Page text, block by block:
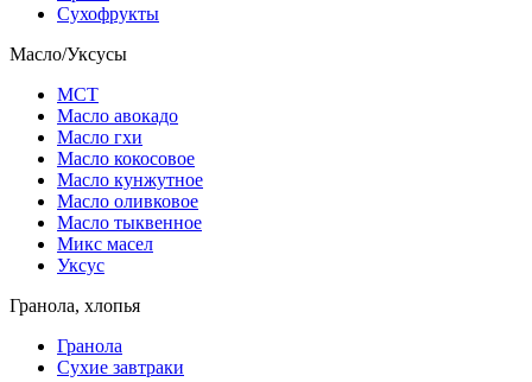
Сухофрукты
Масло/Уксусы
МСТ
Масло авокадо
Масло гхи
Масло кокосовое
Масло кунжутное
Масло оливковое
Масло тыквенное
Микс масел
Уксус
Гранола, хлопья
Гранола
Сухие завтраки